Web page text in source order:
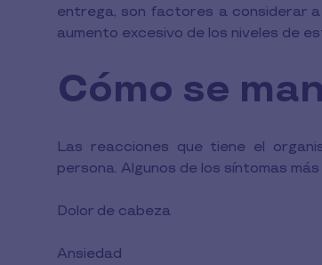
entrega, son factores a considerar
aumento excesivo de los niveles de
Cómo se
Las reacciones que tiene el
persona. Algunos de los síntomas
Dolor de cabeza
Ansiedad